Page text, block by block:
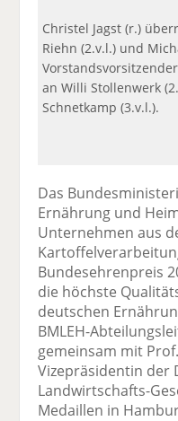
Christel Jagst (r.)
Riehn (2.v.l.) und
an Willi Stollenwerk
Schnetkamp (3.v.l.).
Das
Ernährung und
Unternehmen aus
Bundesehrenpreis
die höchste
deutschen
BMLEH-
gemeinsam mit
Vizepräsidentin der
Landwirtschafts-
Medaillen in